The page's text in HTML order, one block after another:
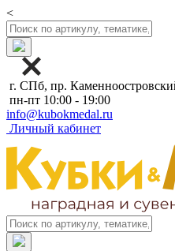
<
г. СПб, пр.
пн-пт 10:00 - 19:00
info@kubokmedal.ru
Личный кабинет